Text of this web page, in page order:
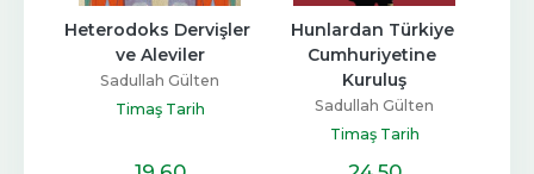
Heterodoks Dervişler
ve Aleviler
Sadullah Gülten
Timaş Tarih
Hunlardan Türkiye
Cumhuriyetine
Kuruluş
Sadullah Gülten
Timaş Tarih